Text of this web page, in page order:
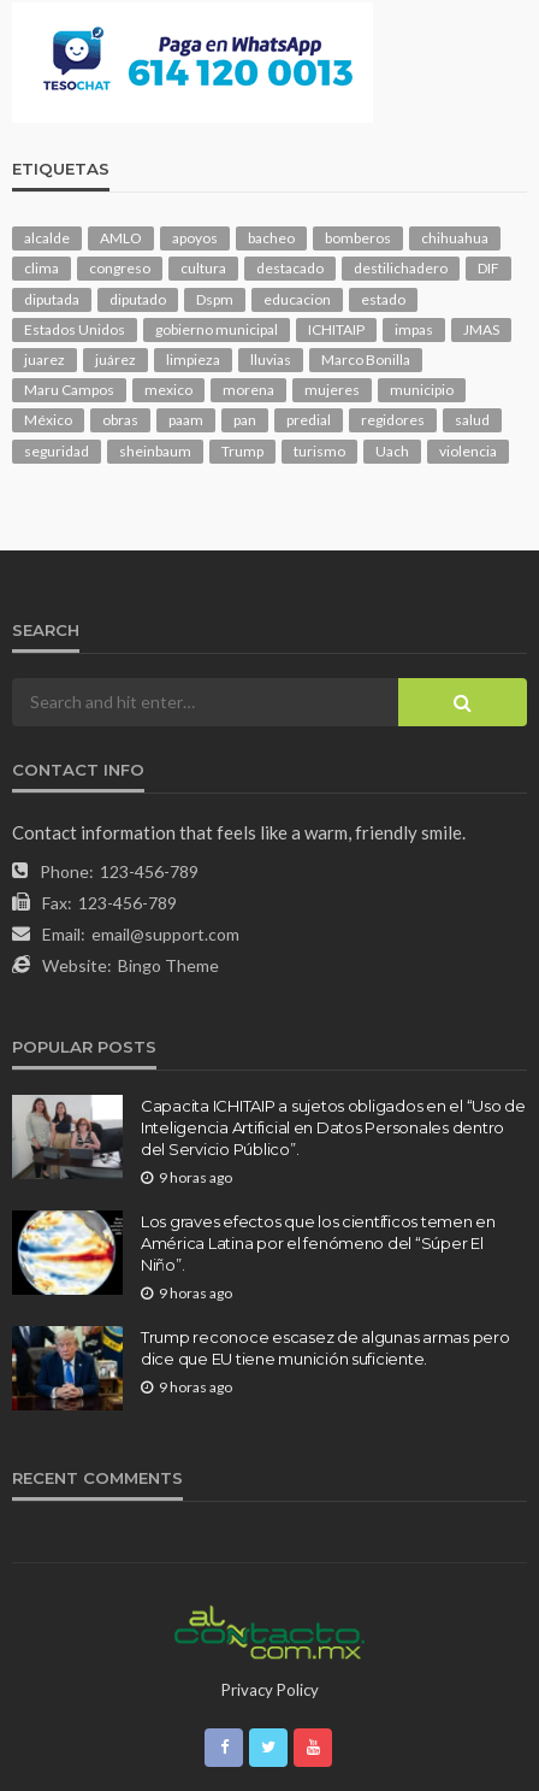
ETIQUETAS
alcalde AMLO apoyos bacheo bomberos
chihuahua
clima
congreso cultura destacado destilichadero
DIF
diputada
diputado Dspm educacion
estado
Estados Unidos
gobierno municipal ICHITAIP impas
JMAS
juarez
juárez limpieza lluvias
Marco Bonilla
Maru Campos
mexico morena mujeres
municipio
México
obras paam pan predial regidores
salud
seguridad
sheinbaum Trump turismo Uach violencia
SEARCH
CONTACT INFO
Contact information that feels like a warm, friendly smile.
Phone: 123-456-789
Fax: 123-456-789
Email: email@support.com
Website: Bingo Theme
POPULAR POSTS
Capacita ICHITAIP a sujetos obligados en el “Uso de
Inteligencia Artificial en Datos Personales dentro
del Servicio Público”.
9 horas ago
Los graves efectos que los científicos temen en
América Latina por el fenómeno del “Súper El
Niño”.
9 horas ago
Trump reconoce escasez de algunas armas pero
dice que EU tiene munición suficiente.
9 horas ago
RECENT COMMENTS
Privacy Policy